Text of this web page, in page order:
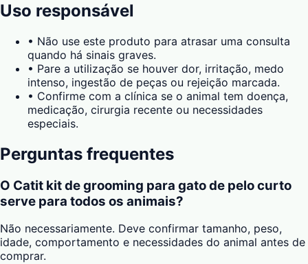
Uso responsável
• Não use este produto para atrasar uma consulta
quando há sinais graves.
• Pare a utilização se houver dor, irritação, medo
intenso, ingestão de peças ou rejeição marcada.
• Confirme com a clínica se o animal tem doença,
medicação, cirurgia recente ou necessidades
especiais.
Perguntas frequentes
O Catit kit de grooming para gato de pelo curto
serve para todos os animais?
Não necessariamente. Deve confirmar tamanho, peso,
idade, comportamento e necessidades do animal antes de
comprar.